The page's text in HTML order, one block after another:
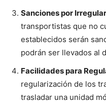
Sanciones por
transportistas que no
establecidos serán
podrán ser llevados al
Facilidades para
regularización de los
trasladar una unidad